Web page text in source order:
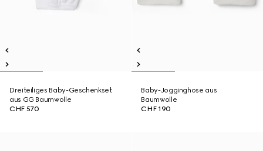
Dreiteiliges Baby-Geschenkset
aus GG Baumwolle
CHF 570
Baby-Jogginghose aus
Baumwolle
CHF 190